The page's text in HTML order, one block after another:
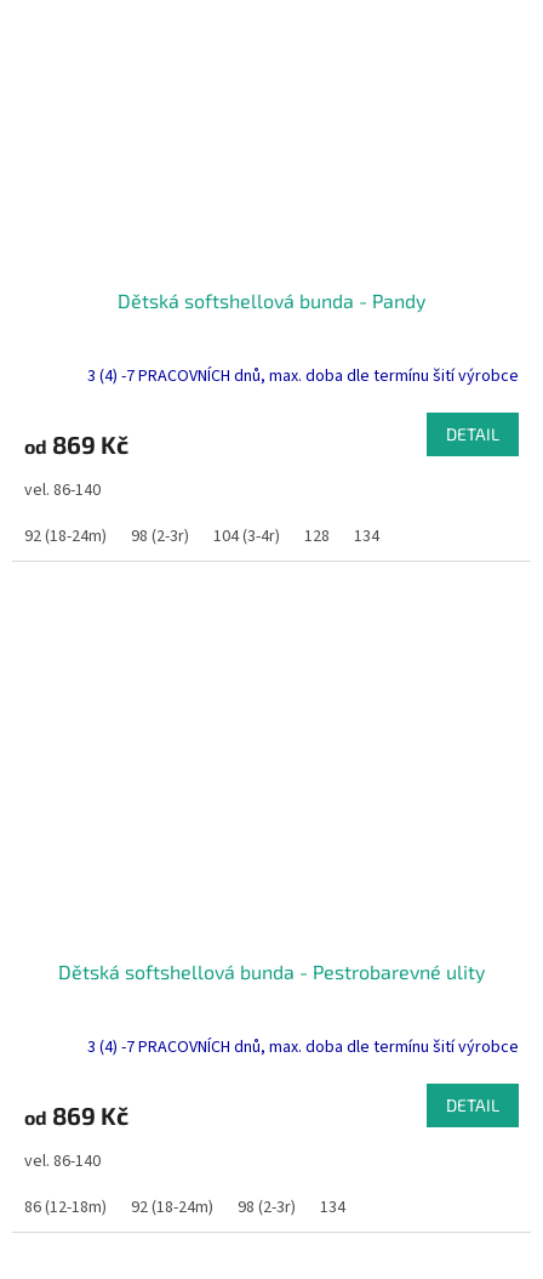
Dětská softshellová bunda - Pandy
3 (4) -7 PRACOVNÍCH dnů, max. doba dle termínu šití výrobce
od 869 Kč DETAIL
vel. 86-140
92 (18-24m)
98 (2-3r) 104 (3-4r) 128 134
Dětská softshellová bunda - Pestrobarevné ulity
3 (4) -7 PRACOVNÍCH dnů, max. doba dle termínu šití výrobce
od 869 Kč DETAIL
vel. 86-140
86 (12-18m)
92 (18-24m) 98 (2-3r) 134